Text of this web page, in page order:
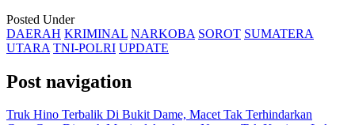
Posted Under
DAERAH KRIMINAL NARKOBA SOROT SUMATERA
UTARA TNI-POLRI UPDATE
Post navigation
Truk Hino Terbalik Di Bukit Dame, Macet Tak Terhindarkan